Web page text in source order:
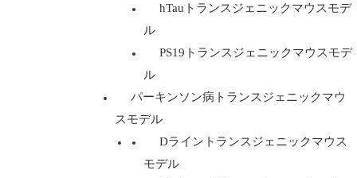
hTauトランスジェニックマウスモデ
ル
PS19トランスジェニックマウスモデ
ル
パーキンソン病トランスジェニックマウ
スモデル
Dライントランスジェニックマウス
モデル